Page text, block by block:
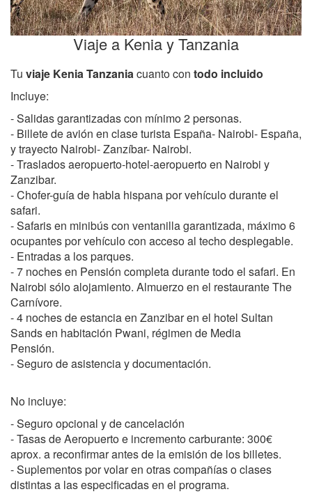
Viaje a Kenia y Tanzania
Tu viaje Kenia Tanzaniacuanto con todo incluido
Incluye:
- Salidas garantizadas con mínimo 2 personas.
- Billete de avión en clase turista España- Nairobi- España,
y trayecto Nairobi- Zanzíbar- Nairobi.
- Traslados aeropuerto-hotel-aeropuerto en Nairobi y
Zanzibar.
- Chofer-guía de habla hispana por vehículo durante el
safari.
- Safaris en minibús con ventanilla garantizada, máximo 6
ocupantes por vehículo con acceso al techo desplegable.
- Entradas a los parques.
- 7 noches en Pensión completa durante todo el safari. En
Nairobi sólo alojamiento. Almuerzo en el restaurante The
Carnívore.
- 4 noches de estancia en Zanzibar en el hotel Sultan
Sands en habitación Pwani, régimen de Media
Pensión.
- Seguro de asistencia y documentación.
No incluye:
- Seguro opcional y de cancelación
- Tasas de Aeropuerto e incremento carburante: 300€
aprox. a reconfirmar antes de la emisión de los billetes.
- Suplementos por volar en otras compañías o clases
distintas a las especificadas en el programa.